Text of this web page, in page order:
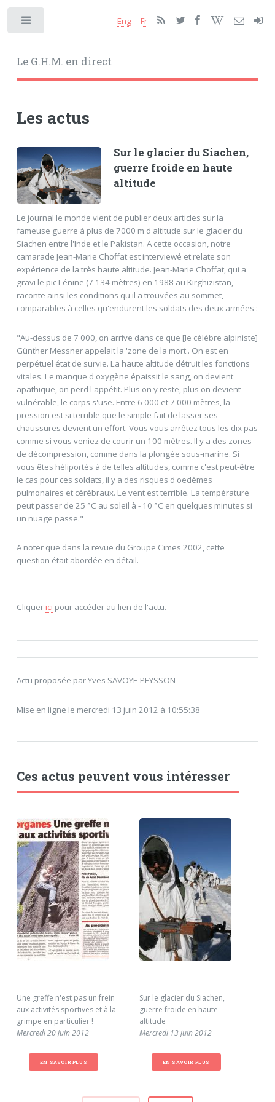
Le G.H.M. en direct
Eng Fr
Les actus
Sur le glacier du Siachen,
guerre froide en haute
altitude
Le journal le monde vient de publier deux articles sur la
fameuse guerre à plus de 7000 m d'altitude sur le glacier du
Siachen entre l'Inde et le Pakistan. A cette occasion, notre
camarade Jean-Marie Choffat est interviewé et relate son
expérience de la très haute altitude. Jean-Marie Choffat, qui a
gravi le pic Lénine (7 134 mètres) en 1988 au Kirghizistan,
raconte ainsi les conditions qu'il a trouvées au sommet,
comparables à celles qu'endurent les soldats des deux armées :
"Au-dessus de 7 000, on arrive dans ce que [le célèbre alpiniste]
Günther Messner appelait la 'zone de la mort'. On est en
perpétuel état de survie. La haute altitude détruit les fonctions
vitales. Le manque d'oxygène épaissit le sang, on devient
apathique, on perd l'appétit. Plus on y reste, plus on devient
vulnérable, le corps s'use. Entre 6 000 et 7 000 mètres, la
pression est si terrible que le simple fait de lasser ses
chaussures devient un effort. Vous vous arrêtez tous les dix pas
comme si vous veniez de courir un 100 mètres. Il y a des zones
de décompression, comme dans la plongée sous-marine. Si
vous êtes héliportés à de telles altitudes, comme c'est peut-être
le cas pour ces soldats, il y a des risques d'oedèmes
pulmonaires et cérébraux. Le vent est terrible. La température
peut passer de 25 °C au soleil à - 10 °C en quelques minutes si
un nuage passe."
A noter que dans la revue du Groupe Cimes 2002, cette
question était abordée en détail.
Cliquerici pour accéder au lien de l'actu.
Actu proposée par Yves SAVOYE-PEYSSON
Mise en ligne le mercredi 13 juin 2012 à 10:55:38
Ces actus peuvent vous intéresser
Une greffe n'est pas un frein
aux activités sportives et à la
grimpe en particulier !
Mercredi 20 juin 2012
EN SAVOIR PLUS
Sur le glacier du Siachen,
guerre froide en haute
altitude
Mercredi 13 juin 2012
EN SAVOIR PLUS